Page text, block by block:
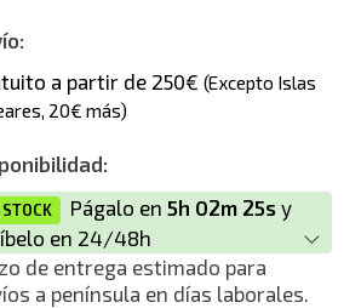
a partir de 250€ (Excepto Islas
20€ más)
STOCK Págalo en 5h 02m 25s y
en 24/48h
de entrega estimado para
a península en días laborales.